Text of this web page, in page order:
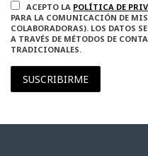
ACEPTO LA POLÍTICA DE
PARA LA COMUNICACIÓN DE MIS
COLABORADORAS). LOS DATOS
A TRAVÉS DE MÉTODOS DE
TRADICIONALES.
SUSCRIBIRME